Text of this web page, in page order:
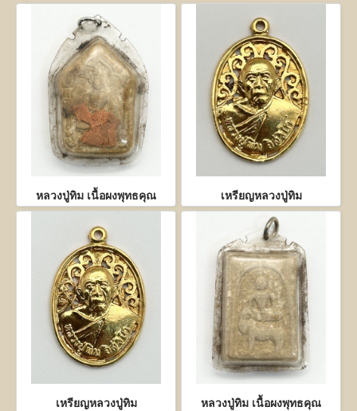
หลวงปู่ทิม เนื้อผงพุทธคุณ เหรียญหลวงปู่ทิม
เหรียญหลวงปู่ทิม หลวงปู่ทิม เนื้อผงพุทธคุณ